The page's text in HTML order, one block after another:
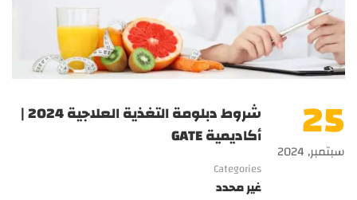
25
سبتمبر, 2024
شروط دبلومة التغذية العلاجية 2024 |
أكاديمية GATE
Categories
غير محدد